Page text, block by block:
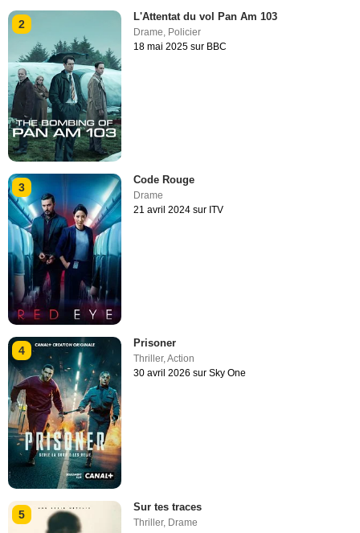
2
L'Attentat du vol Pan Am 103
Drame Policier
18 mai 2025 sur BBC
3
Code Rouge
Drame
21 avril 2024 sur ITV
4
Prisoner
Thriller,Action
30 avril 2026 sur Sky One
5
Sur tes traces
Thriller, Drame